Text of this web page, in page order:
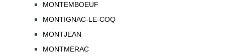
MONTEMBOEUF
MONTIGNAC-LE-COQ
MONTJEAN
MONTMERAC